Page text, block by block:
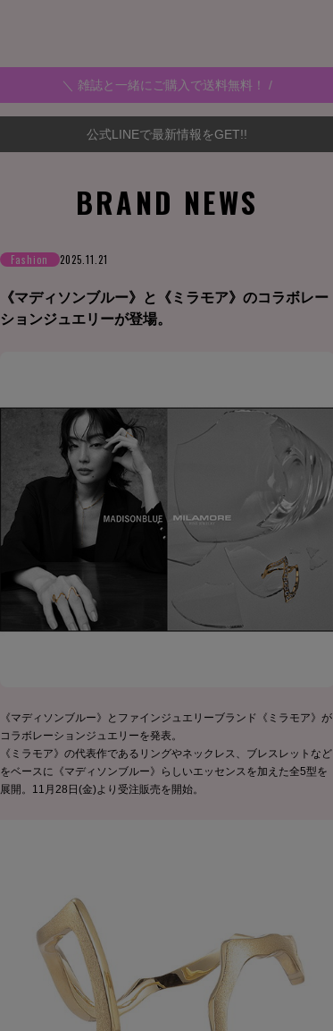
＼ 雑誌と一緒にご購入で送料無料！ /
公式LINEで最新情報をGET!!
BRAND NEWS
Fashion 2025.11.21
《マディソンブルー》と《ミラモア》のコラボレー
ションジュエリーが登場。
《マディソンブルー》とファインジュエリーブランド《ミラモア》が
コラボレーションジュエリーを発表。
《ミラモア》の代表作であるリングやネックレス、ブレスレットなど
をベースに《マディソンブルー》らしいエッセンスを加えた全5型を
展開。11月28日(金)より受注販売を開始。